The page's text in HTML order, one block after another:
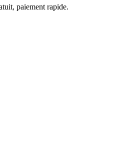
paiement rapide.